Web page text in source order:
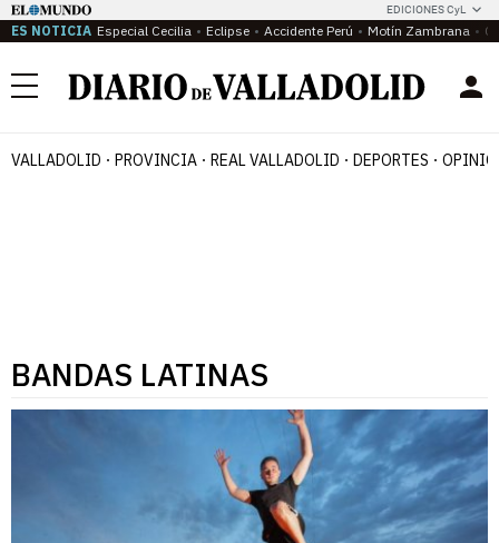
EDICIONES CyL
ES NOTICIA Especial Cecilia Eclipse Accidente Perú Motín Zambrana
Menú
VALLADOLID PROVINCIA REAL VALLADOLID DEPORTES
BANDAS LATINAS